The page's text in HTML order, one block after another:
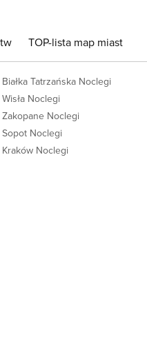
TOP-lista map miast
Białka Tatrzańska Noclegi
Wisła Noclegi
Zakopane Noclegi
Sopot Noclegi
Kraków Noclegi